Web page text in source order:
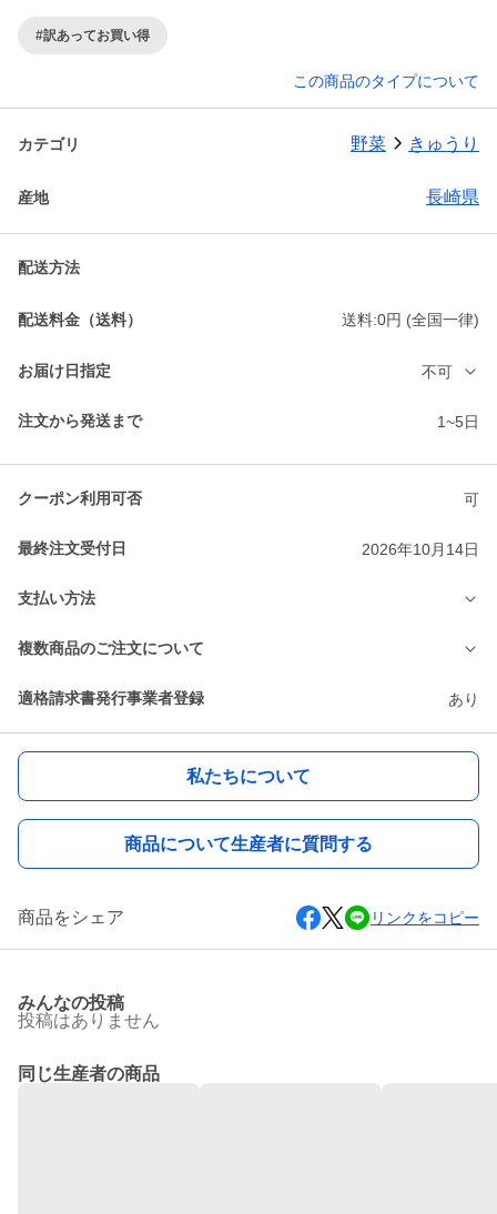
#訳あってお買い得
この商品のタイプについて
カテゴリ 野菜 きゅうり
産地 長崎県
配送方法
配送料金（送料） 送料:0円 (全国一律)
お届け日指定 不可
注文から発送まで 1~5日
クーポン利用可否 可
最終注文受付日 2026年10月14日
支払い方法
複数商品のご注文について
適格請求書発行事業者登録 あり
私たちについて
商品について生産者に質問する
商品をシェア リンクをコピー
みんなの投稿
投稿はありません
同じ生産者の商品